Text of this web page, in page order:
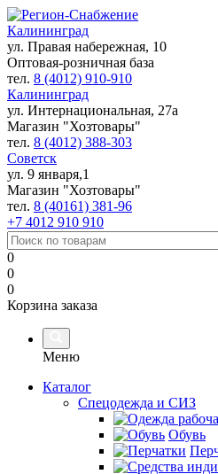
Калининград
ул. Правая набережная, 10
Оптовая-розничная база
тел. 8 (4012) 910-910
Калининград
ул. Интернациональная, 27а
Магазин "Хозтовары"
тел. 8 (4012) 388-303
Советск
ул. 9 января,1
Магазин "Хозтовары"
тел. 8 (40161) 381-96
+7 4012 910 910
0
0
0
Корзина заказа
Меню
Каталог
Спецодежда и СИЗ
Обувь